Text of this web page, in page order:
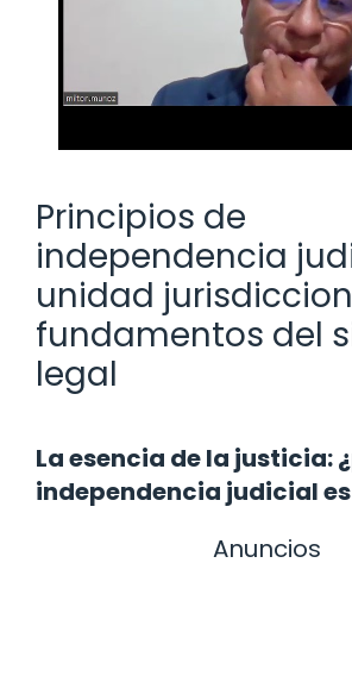
Principios de
independencia
unidad
fundamentos del
legal
La esencia de la justicia:
independencia judicial
Anuncios